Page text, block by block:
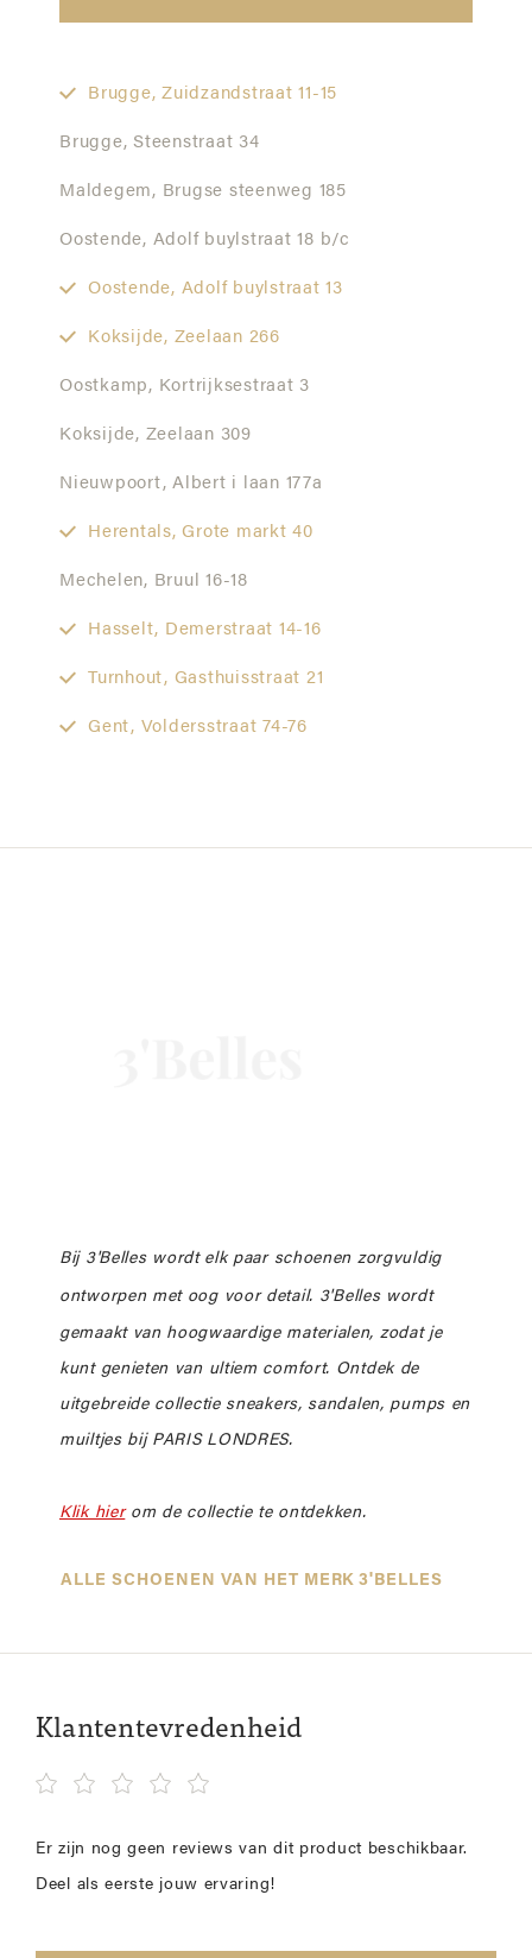
Brugge, Zuidzandstraat 11-15
Brugge, Steenstraat 34
Maldegem, Brugse steenweg 185
Oostende, Adolf buylstraat 18 b/c
Oostende, Adolf buylstraat 13
Koksijde, Zeelaan 266
Oostkamp, Kortrijksestraat 3
Koksijde, Zeelaan 309
Nieuwpoort, Albert i laan 177a
Herentals, Grote markt 40
Mechelen, Bruul 16-18
Hasselt, Demerstraat 14-16
Turnhout, Gasthuisstraat 21
Gent, Voldersstraat 74-76
Bij 3'Belles wordt elk paar schoenen zorgvuldig
ontworpen met oog voor detail. 3'Belles wordt
gemaakt van hoogwaardige materialen, zodat je
kunt genieten van ultiem comfort. Ontdek de
uitgebreide collectie sneakers, sandalen, pumps en
muiltjes bij PARIS LONDRES.
Klik hierom de collectie te ontdekken.
ALLE SCHOENEN VAN HET MERK 3'BELLES
Klantentevredenheid
Er zijn nog geen reviews van dit product beschikbaar.
Deel als eerste jouw ervaring!